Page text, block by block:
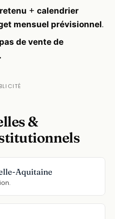
+ calendrier
mensuel prévisionnel.
de vente de
&
Aquitaine